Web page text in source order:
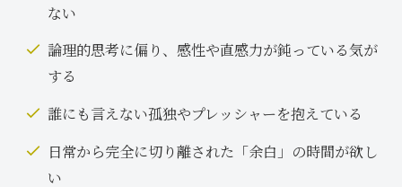
ない
論理的思考に偏り、感性や直感力が鈍っている気が
する
誰にも言えない孤独やプレッシャーを抱えている
日常から完全に切り離された「余白」の時間が欲し
い